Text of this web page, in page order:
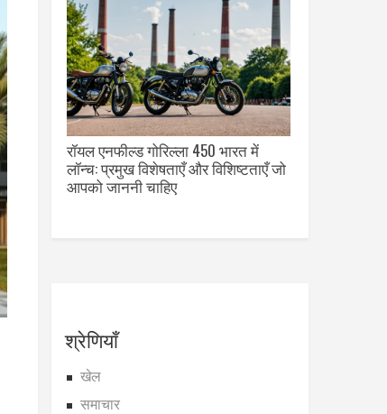
रॉयल एनफील्ड गोरिल्ला 450 भारत में
लॉन्च: प्रमुख विशेषताएँ और विशिष्टताएँ जो
आपको जाननी चाहिए
श्रेणियाँ
खेल
समाचार